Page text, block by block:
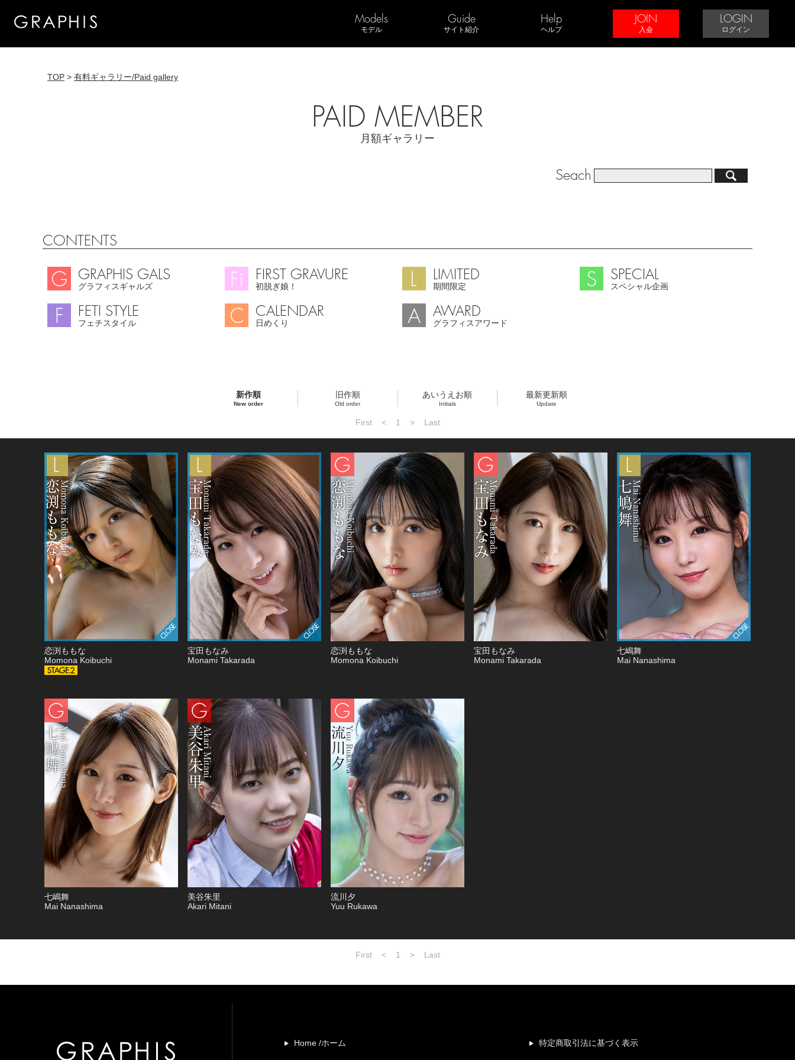
Models
モデル
Guide
サイト紹介
Help
ヘルプ
JOIN
入会
LOGIN
ログイン
TOP > 有料ギャラリー/Paid gallery
PAID MEMBER
月額ギャラリー
Seach
CONTENTS
GRAPHIS GALS
グラフィスギャルズ
FIRST GRAVURE
初脱ぎ娘！
LIMITED
期間限定
SPECIAL
スペシャル企画
FETI STYLE
フェチスタイル
CALENDAR
日めくり
AWARD
グラフィスアワード
新作順
New order
旧作順
Old order
あいうえお順
Initials
最新更新順
Update
First < 1 > Last
恋渕ももな
Momona Koibuchi
宝田もなみ
Monami Takarada
恋渕ももな
Momona Koibuchi
宝田もなみ
Monami Takarada
七嶋舞
Mai Nanashima
七嶋舞
Mai Nanashima
美谷朱里
Akari Mitani
流川夕
Yuu Rukawa
First < 1 > Last
Home /ホーム 特定商取引法に基づく表示